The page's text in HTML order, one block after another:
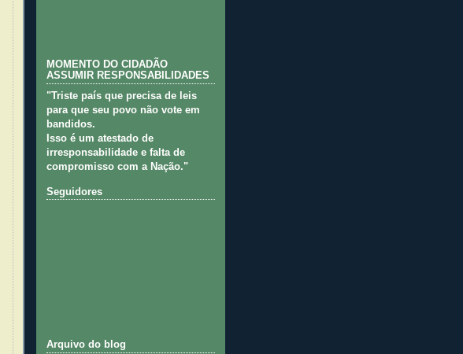
MOMENTO DO CIDADÃO
ASSUMIR RESPONSABILIDADES
"Triste país que precisa de leis
para que seu povo não vote em
bandidos.
Isso é um atestado de
irresponsabilidade e falta de
compromisso com a Nação."
Seguidores
Arquivo do blog